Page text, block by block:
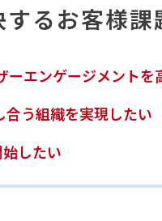
るお客様課
ーエンゲージメントを
合う組織を実現したい
したい